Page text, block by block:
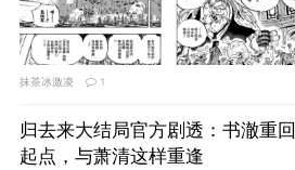
抹茶冰激凌 1
归去来大结局官方剧透：书澈重回
起点，与萧清这样重逢